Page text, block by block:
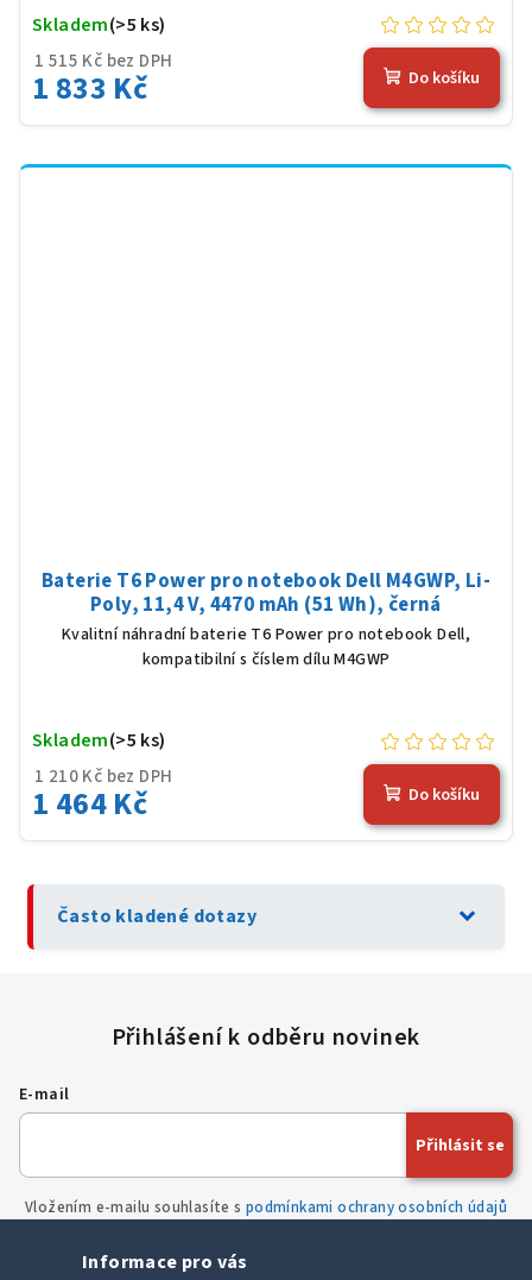
1 515 Kč bez DPH
1 833 Kč
Skladem(>5 ks)
Do košíku
Baterie T6 Power pro notebook Dell M4GWP, Li-
Poly, 11,4 V, 4470 mAh (51 Wh), černá
Kvalitní náhradní baterie T6 Power pro notebook Dell,
kompatibilní s číslem dílu M4GWP
1 210 Kč bez DPH
1 464 Kč
Skladem(>5 ks)
Do košíku
Často kladené dotazy expand_more
E-mail
Vložením e-mailu souhlasíte s podmínkami ochrany osobních údajů
Přihlásit se
Informace pro vás